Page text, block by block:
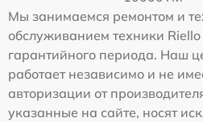
Мы занимаемся ремонтом и
обслуживанием техники
гарантийного периода. Наш
работает независимо и не
авторизации от
указанные на сайте, носят